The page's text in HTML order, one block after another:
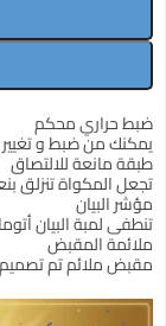
ضبط حراري محكم
يمكنك من ضبط و تغيير
طبقة مانعة للالتصاق
تجعل المكواة تنزلق
مؤشر البيان
تنطفى لمبة البيان
ملائمة المقبض
مقبض ملائم تم تصميم